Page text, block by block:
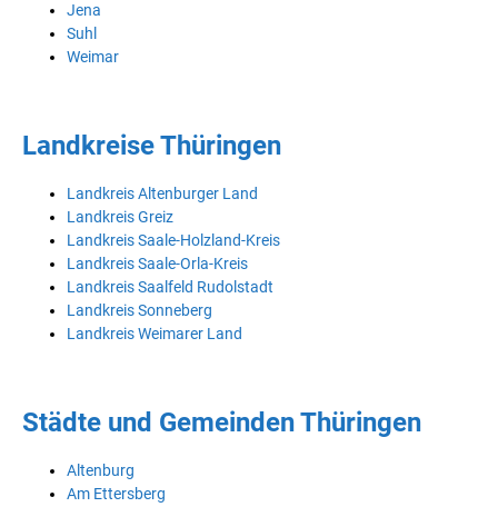
Jena
Suhl
Weimar
Landkreise Thüringen
Landkreis Altenburger Land
Landkreis Greiz
Landkreis Saale-Holzland-Kreis
Landkreis Saale-Orla-Kreis
Landkreis Saalfeld Rudolstadt
Landkreis Sonneberg
Landkreis Weimarer Land
Städte und Gemeinden Thüringen
Altenburg
Am Ettersberg